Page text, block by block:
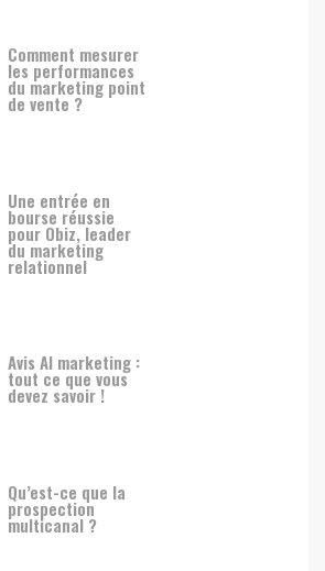
Comment mesurer
les performances
du marketing point
de vente ?
Une entrée en
bourse réussie
pour Obiz, leader
du marketing
relationnel
Avis AI marketing :
tout ce que vous
devez savoir !
Qu’est-ce que la
prospection
multicanal ?